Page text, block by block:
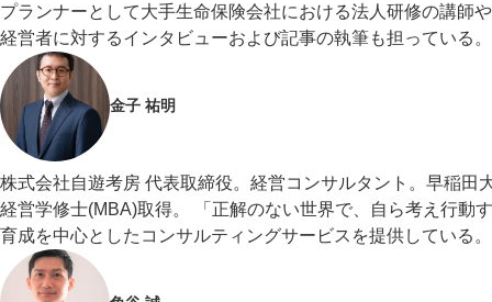
プランナーとして大手生命保険会社における法人研修の講師
経営者に対するインタビューおよび記事の執筆も担っている。
金子 祐明
株式会社自遊考房 代表取締役。経営コンサルタント。早稲
経営学修士(MBA)取得。 「正解のない世界で、自ら考え行動
育成を中心としたコンサルティングサービスを提供している。